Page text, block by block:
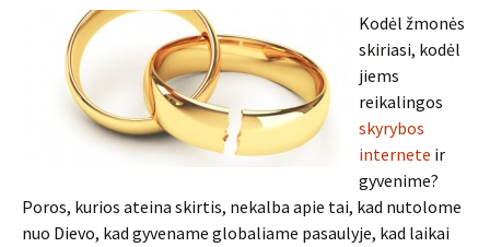
Kodėl žmonės
skiriasi, kodėl
jiems
reikalingos
skyrybos
internete ir
gyvenime?
Poros, kurios ateina skirtis, nekalba apie tai, kad nutolome
nuo Dievo, kad gyvename globaliame pasaulyje, kad laikai